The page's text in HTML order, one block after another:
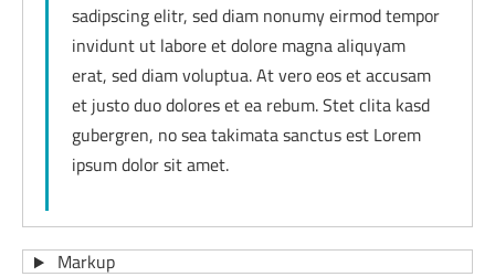
sadipscing elitr, sed diam nonumy eirmod tempor
invidunt ut labore et dolore magna aliquyam
erat, sed diam voluptua. At vero eos et accusam
et justo duo dolores et ea rebum. Stet clita kasd
gubergren, no sea takimata sanctus est Lorem
ipsum dolor sit amet.
Markup